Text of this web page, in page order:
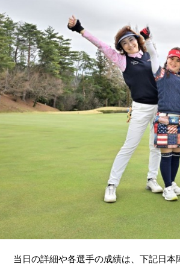
当日の詳細や各選手の成績は、下記日